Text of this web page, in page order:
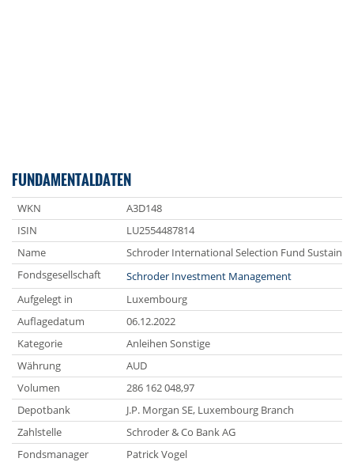
FUNDAMENTALDATEN
WKN
A3D148
ISIN
LU2554487814
Name
Schroder International Selection Fund
Fondsgesellschaft
Schroder Investment Management
Aufgelegt in
Luxembourg
Auflagedatum
06.12.2022
Kategorie
Anleihen Sonstige
Währung
AUD
Volumen
286 162 048,97
Depotbank
J.P. Morgan SE, Luxembourg Branch
Zahlstelle
Schroder & Co Bank AG
Fondsmanager
Patrick Vogel